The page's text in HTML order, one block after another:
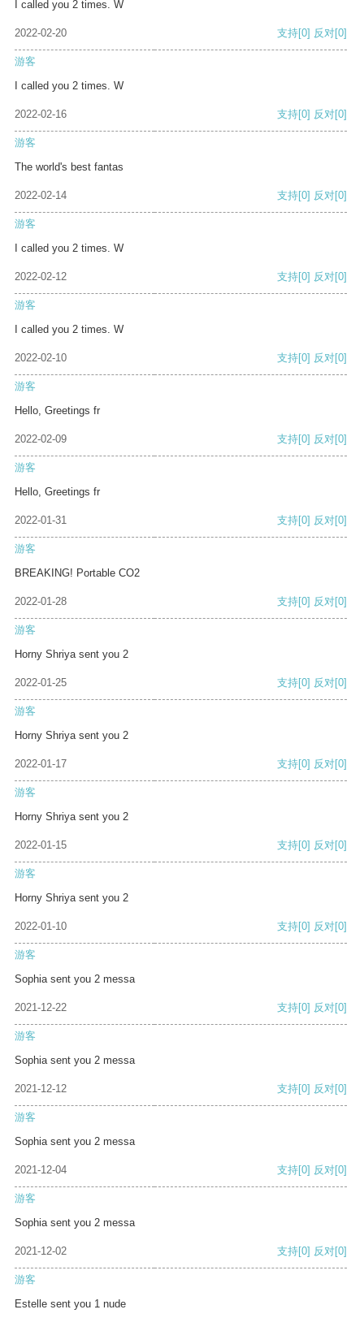
I called you 2 times. W
2022-02-20 支持[0] 反对[0]
游客
I called you 2 times. W
2022-02-16 支持[0] 反对[0]
游客
The world's best fantas
2022-02-14 支持[0] 反对[0]
游客
I called you 2 times. W
2022-02-12 支持[0] 反对[0]
游客
I called you 2 times. W
2022-02-10 支持[0] 反对[0]
游客
Hello, Greetings fr
2022-02-09 支持[0] 反对[0]
游客
Hello, Greetings fr
2022-01-31 支持[0] 反对[0]
游客
BREAKING! Portable CO2
2022-01-28 支持[0] 反对[0]
游客
Horny Shriya sent you 2
2022-01-25 支持[0] 反对[0]
游客
Horny Shriya sent you 2
2022-01-17 支持[0] 反对[0]
游客
Horny Shriya sent you 2
2022-01-15 支持[0] 反对[0]
游客
Horny Shriya sent you 2
2022-01-10 支持[0] 反对[0]
游客
Sophia sent you 2 messa
2021-12-22 支持[0] 反对[0]
游客
Sophia sent you 2 messa
2021-12-12 支持[0] 反对[0]
游客
Sophia sent you 2 messa
2021-12-04 支持[0] 反对[0]
游客
Sophia sent you 2 messa
2021-12-02 支持[0] 反对[0]
游客
Estelle sent you 1 nude